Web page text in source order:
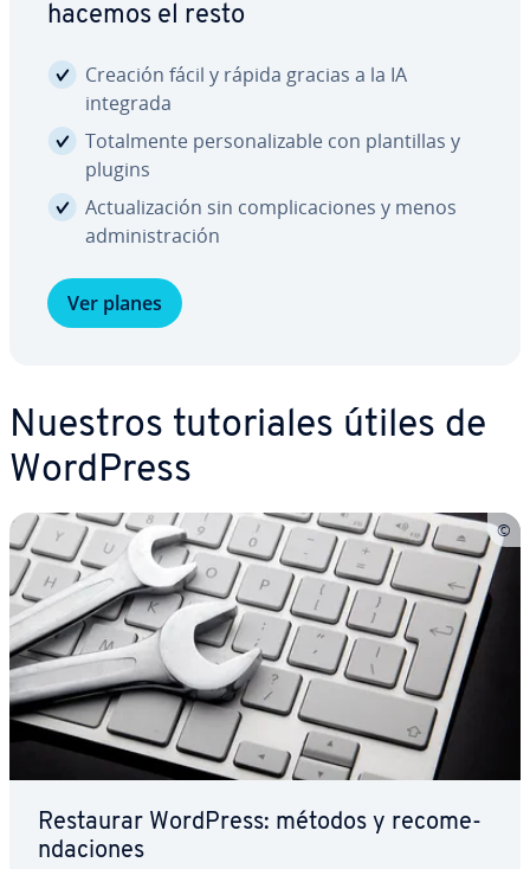
hacemos el resto
Creación fácil y rápida gracias a la IA
integrada
To­ta­l­me­n­te pe­r­so­na­li­za­ble con pla­n­ti­llas y
plugins
Ac­tua­li­za­ción sin co­m­pli­ca­cio­nes y menos
ad­mi­ni­s­tra­ción
Ver planes
Nuestros tu­to­ria­les útiles de
WordPress
Restaurar WordPress: métodos y re­co­me­
n­da­cio­nes